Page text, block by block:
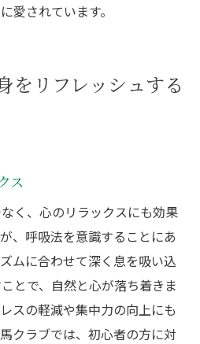
愛されています。
をリフレッシュする
ス
く、心のリラックスにも効果
、呼吸法を意識することにあ
ムに合わせて深く息を吸い込
とで、自然と心が落ち着きま
スの軽減や集中力の向上にも
クラブでは、初心者の方に対